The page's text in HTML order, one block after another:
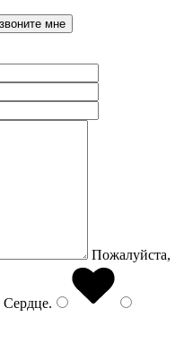
Пожалуйста,
Сердце.